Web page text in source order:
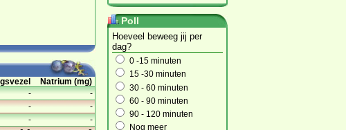
Natrium (mg)
-
-
-
-
-
-
Poll
Hoeveel beweeg jij per
dag?
0 -15 minuten
15 -30 minuten
30 - 60 minuten
60 - 90 minuten
90 - 120 minuten
Nog meer